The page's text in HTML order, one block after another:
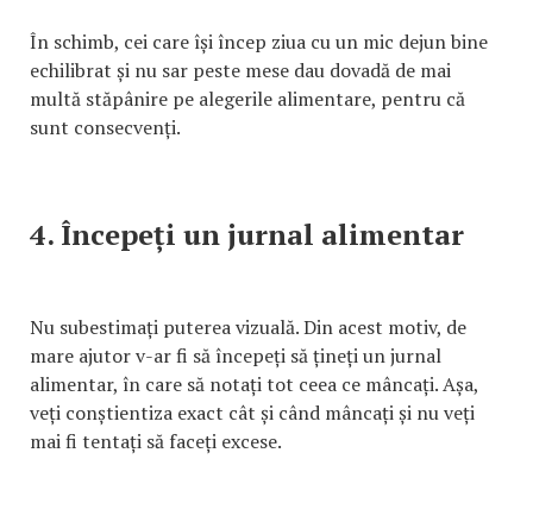
În schimb, cei care își încep ziua cu un mic dejun bine
echilibrat și nu sar peste mese dau dovadă de mai
multă stăpânire pe alegerile alimentare, pentru că
sunt consecvenți.
4. Începeți un jurnal alimentar
Nu subestimați puterea vizuală. Din acest motiv, de
mare ajutor v-ar fi să începeți să țineți un jurnal
alimentar, în care să notați tot ceea ce mâncați. Așa,
veți conștientiza exact cât și când mâncați și nu veți
mai fi tentați să faceți excese.